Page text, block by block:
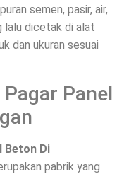
semen, pasir, air,
lalu dicetak di alat
dan ukuran sesuai
Panel
Beton Di
pabrik yang